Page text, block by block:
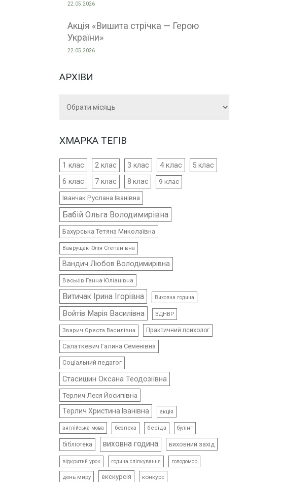
22.05.2026
Акція «Вишита стрічка — Герою
України»
22.05.2026
АРХІВИ
ХМАРКА ТЕГІВ
1 клас 2 клас 3 клас 4 клас 5 клас
6 клас 7 клас 8 клас 9 клас
Іванчак Руслана Іванівна
Бабій Ольга Володимирівна
Бахурська Тетяна Миколаївна
Ваврущак Юлія Степанівна
Вандич Любов Володимирівна
Васьків Ганна Юліанівна
Витичак Ірина Ігорівна Виховна година
Войтів Марія Василівна ЗДНВР
Зварич Ореста Василівна Практичний психолог
Салаткевич Галина Семенівна
Соціальний педагог
Стасишин Оксана Теодозіївна
Терлич Леся Йосипівна
Терлич Христина Іванівна
акція
англійська мова безпека бесіда булінг
бібліотека виховна година виховний захід
відкритий урок година спілкування голодомор
день миру екскурсія конкурс